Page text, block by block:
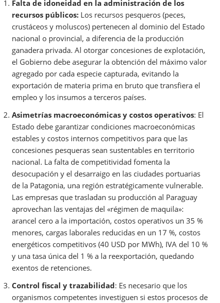
Falta de idoneidad en la administración de los
recursos públicos: Los recursos pesqueros (peces,
crustáceos y moluscos) pertenecen al dominio del Estado
nacional o provincial, a diferencia de la producción
ganadera privada. Al otorgar concesiones de explotación,
el Gobierno debe asegurar la obtención del máximo valor
agregado por cada especie capturada, evitando la
exportación de materia prima en bruto que transfiera el
empleo y los insumos a terceros países.
Asimetrías macroeconómicas y costos operativos: El
Estado debe garantizar condiciones macroeconómicas
estables y costos internos competitivos para que las
concesiones pesqueras sean sustentables en territorio
nacional. La falta de competitividad fomenta la
desocupación y el desarraigo en las ciudades portuarias
de la Patagonia, una región estratégicamente vulnerable.
Las empresas que trasladan su producción al Paraguay
aprovechan las ventajas del «régimen de maquila»:
arancel cero a la importación, costos operativos un 35 %
menores, cargas laborales reducidas en un 17 %, costos
energéticos competitivos (40 USD por MWh), IVA del 10 %
y una tasa única del 1 % a la reexportación, quedando
exentos de retenciones.
Control fiscal y trazabilidad: Es necesario que los
organismos competentes investiguen si estos procesos de